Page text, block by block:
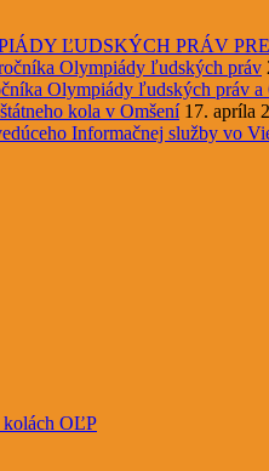
ĽUDSKÝCH PRÁV
Olympiády ľudských práv
Olympiády ľudských práv
kola v Omšení 17. apríla
Informačnej služby vo
kolách OĽP